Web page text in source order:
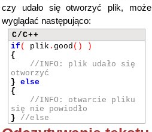
czy udało się otworzyć plik, może
wyglądać następująco:
C/C++
if ( plik . good ()
)
{
//INFO: plik udało się
otworzyć
} else
{
//INFO: otwarcie pliku
się nie powiodło
}
//else